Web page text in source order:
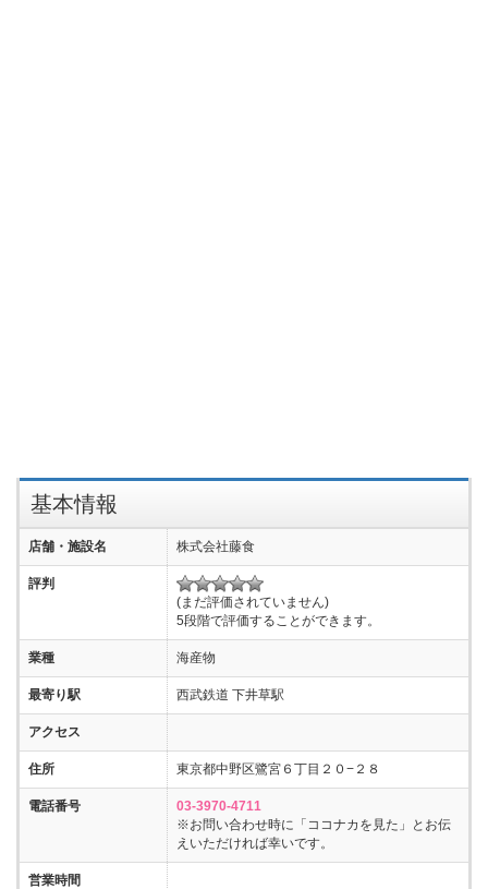
基本情報
店舗・施設名 株式会社藤食
評判
(まだ評価されていません)
5段階で評価することができます。
業種 海産物
最寄り駅 西武鉄道 下井草駅
アクセス
住所 東京都中野区鷺宮６丁目２０−２８
電話番号
03-3970-4711
※お問い合わせ時に「ココナカを見た」とお伝
えいただければ幸いです。
営業時間